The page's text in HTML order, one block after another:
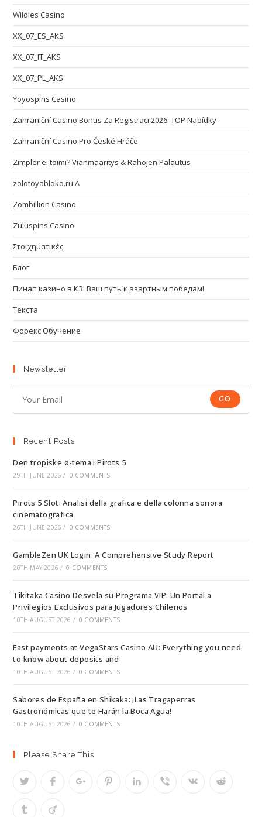
Wildies Casino
XX_07_ES_AKS
XX_07_IT_AKS
XX_07_PL_AKS
Yoyospins Casino
Zahraniční Casino Bonus Za Registraci 2026: TOP Nabídky
Zahraniční Casino Pro České Hráče
Zimpler ei toimi? Vianmääritys & Rahojen Palautus
zolotoyabloko.ru A
Zombillion Casino
Zuluspins Casino
Στοιχηματικές
Блог
Пинап казино в КЗ: Ваш путь к азартным победам!
Текста
Форекс Обучение
Newsletter
GO
Recent Posts
Den tropiske ø-tema i Pirots 5
29TH JUNE 2026 / 0 COMMENTS
Pirots 5 Slot: Analisi della grafica e della colonna sonora
cinematografica
26TH JUNE 2026 / 0 COMMENTS
GambleZen UK Login: A Comprehensive Study Report
20TH MAY 2026 / 0 COMMENTS
Tikitaka Casino Desvela su Programa VIP: Un Portal a
Privilegios Exclusivos para Jugadores Chilenos
10TH AUGUST 2026 / 0 COMMENTS
Fast payments at VegaStars Casino AU: Everything you need
to know about deposits and
10TH AUGUST 2026 / 0 COMMENTS
Sabores de España en Shikaka: ¡Las Tragaperras
Gastronómicas que te Harán la Boca Agua!
10TH AUGUST 2026 / 0 COMMENTS
Please Share This